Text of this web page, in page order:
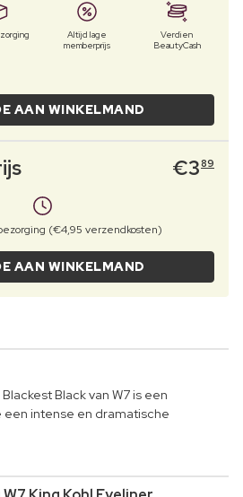
Altijd lage
memberprijs
Verdien
BeautyCash
AAN WINKELMAND
€389
(€4,95 verzendkosten)
AAN WINKELMAND
Black van W7 is een
intense en dramatische